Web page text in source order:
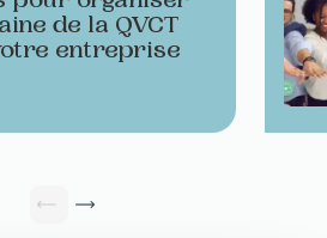
de la QVCT
entreprise